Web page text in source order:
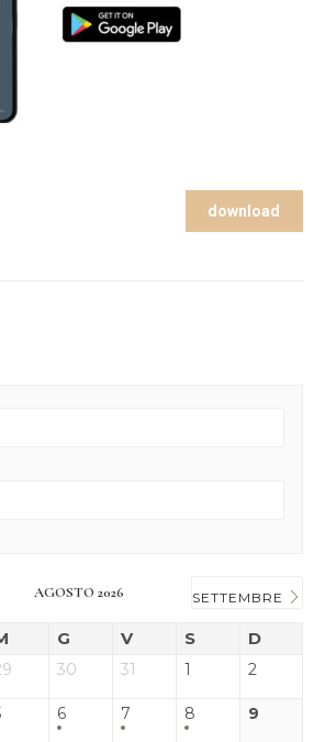
download
AGOSTO 2026 SETTEMBRE
G V S D
30 31 1 2
6 7 8 9